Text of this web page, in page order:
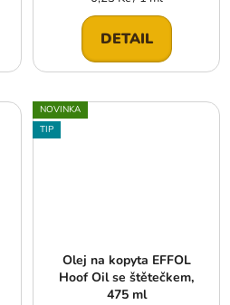
cena:
DETAIL
NOVINKA
TIP
Olej na kopyta EFFOL
Hoof Oil se štětečkem,
475 ml